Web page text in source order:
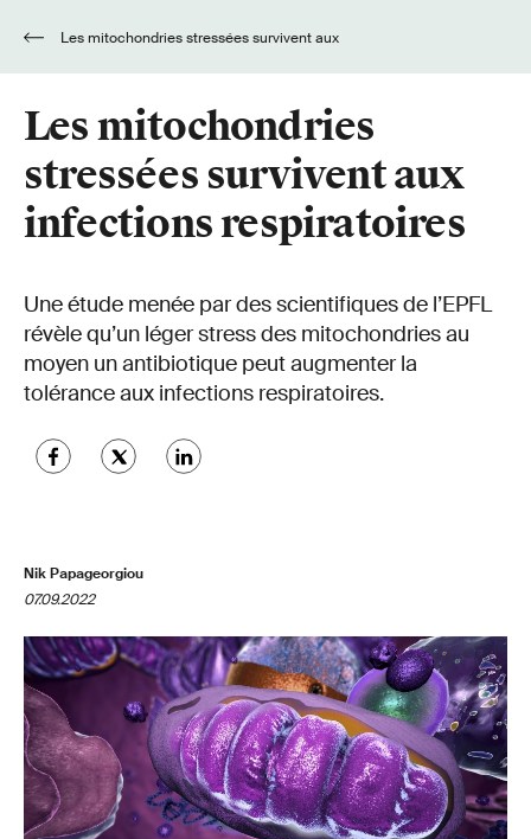
Les mitochondries
stressées survivent aux
infections respiratoires
Une étude menée par des scientifiques de l’EPFL
révèle qu’un léger stress des mitochondries au
moyen un antibiotique peut augmenter la
tolérance aux infections respiratoires.
Nik Papageorgiou
07.09.2022